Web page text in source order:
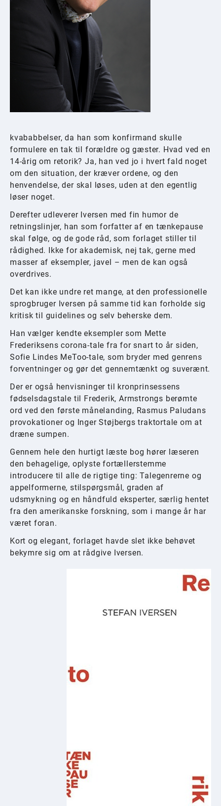
kvababbelser, da han som konfirmand skulle
formulere en tak til forældre og gæster. Hvad ved en
14-årig om retorik? Ja, han ved jo i hvert fald noget
om den situation, der kræver ordene, og den
henvendelse, der skal løses, uden at den egentlig
løser noget.
Derefter udleverer Iversen med fin humor de
retningslinjer, han som forfatter af en tænkepause
skal følge, og de gode råd, som forlaget stiller til
rådighed. Ikke for akademisk, nej tak, gerne med
masser af eksempler, javel – men de kan også
overdrives.
Det kan ikke undre ret mange, at den professionelle
sprogbruger Iversen på samme tid kan forholde sig
kritisk til guidelines og selv beherske dem.
Han vælger kendte eksempler som Mette
Frederiksens corona-tale fra for snart to år siden,
Sofie Lindes MeToo-tale, som bryder med genrens
forventninger og gør det gennemtænkt og suverænt.
Der er også henvisninger til kronprinsessens
fødselsdagstale til Frederik, Armstrongs berømte
ord ved den første månelanding, Rasmus Paludans
provokationer og Inger Støjbergs traktortale om at
dræne sumpen.
Gennem hele den hurtigt læste bog hører læseren
den behagelige, oplyste fortællerstemme
introducere til alle de rigtige ting: Talegenrerne og
appelformerne, stilspørgsmål, graden af
udsmykning og en håndfuld eksperter, særlig hentet
fra den amerikanske forskning, som i mange år har
været foran.
Kort og elegant, forlaget havde slet ikke behøvet
bekymre sig om at rådgive Iversen.